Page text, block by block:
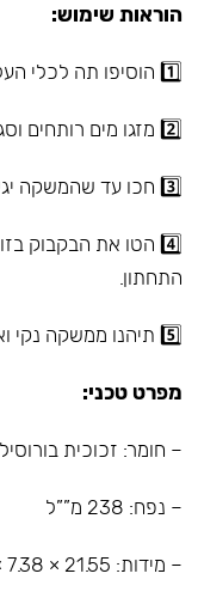
הוראות שימוש:
1️⃣ הוסיפו תה לכלי העליון.
2️⃣ מזגו מים רותחים וסגרו את המכסה.
3️⃣ חכו עד שהמשקה יגיע לעוצמה הרצויה.
התחתון.
5️⃣ תיהנו ממשקה נקי וארומטי!
מפרט טכני:
– חומר: זכוכית
– נפח: 238 מ””ל
– מידות: 21.55 × 7.38 × 7.38 ס””מ